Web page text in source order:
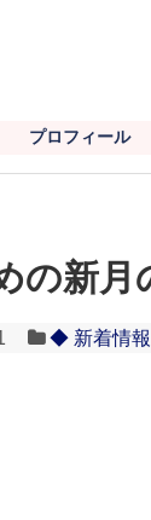
プロフィール
の新月
◆ 新着情報